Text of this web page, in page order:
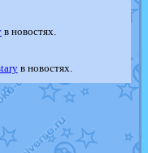
в новостях.
в новостях.